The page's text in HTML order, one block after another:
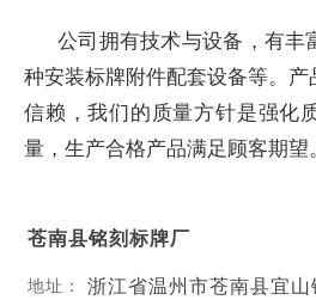
公司拥有技术与设备，有丰
种安装标牌附件配套设备等。
信赖，我们的质量方针是强化
量，生产合格产品满足顾客期望。
苍南县铭刻标牌厂
地址：
浙江省温州市苍南县宜